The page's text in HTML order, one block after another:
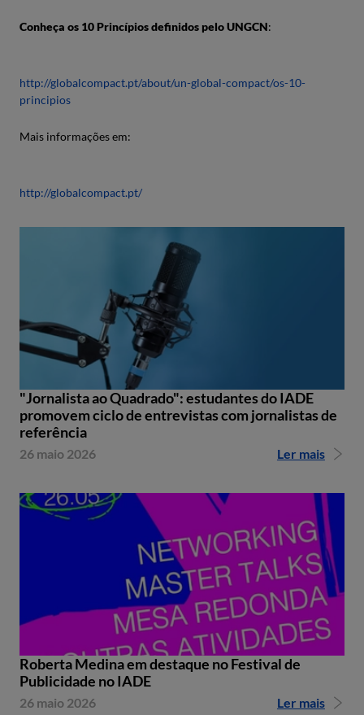
Conheça os 10 Princípios definidos pelo UNGCN:
http://globalcompact.pt/about/un-global-compact/os-10-
principios
Mais informações em:
http://globalcompact.pt/
"Jornalista ao Quadrado": estudantes do IADE
promovem ciclo de entrevistas com jornalistas de
referência
26 maio 2026 Ler mais
Roberta Medina em destaque no Festival de
Publicidade no IADE
26 maio 2026 Ler mais